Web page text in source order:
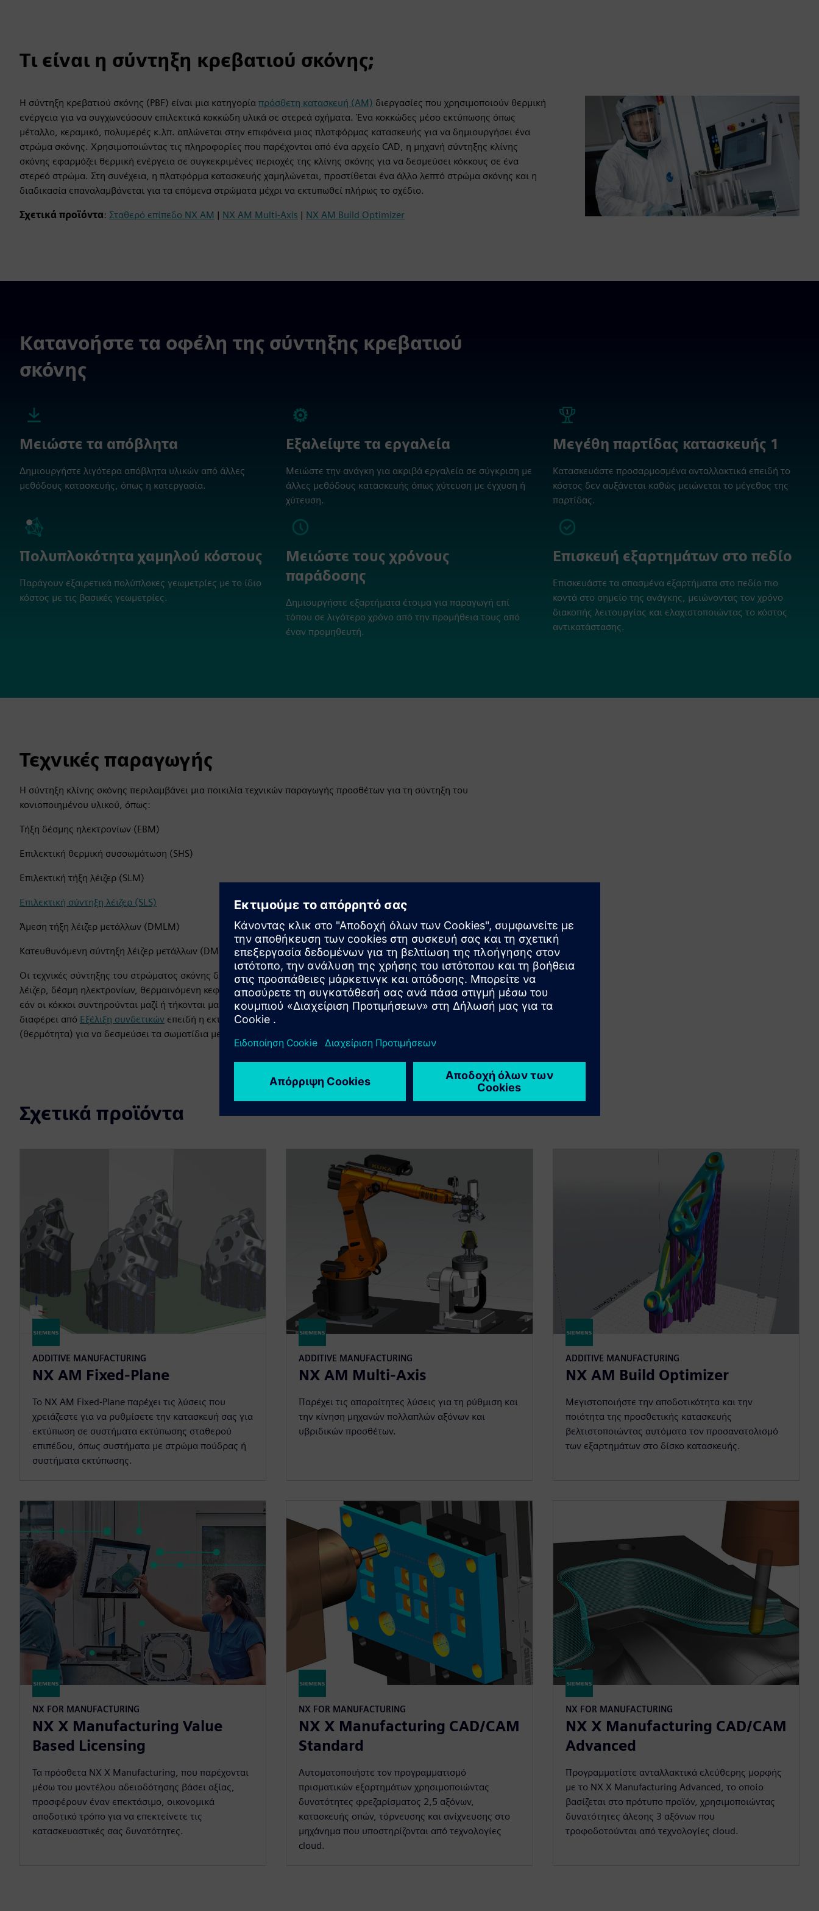
Τι είναι η σύντηξη κρεβατιού σκόνης;
Η σύντηξη κρεβατιού σκόνης (PBF) είναι μια κατηγορία πρόσθετη κατασκευή (AM) διεργασίες που χρησιμοποιούν θερμική
ενέργεια για να συγχωνεύσουν επιλεκτικά κοκκώδη υλικά σε στερεά σχήματα. Ένα κοκκώδες μέσο εκτύπωσης όπως
μέταλλο, κεραμικό, πολυμερές κ.λπ. απλώνεται στην επιφάνεια μιας πλατφόρμας κατασκευής για να δημιουργήσει ένα
στρώμα σκόνης. Χρησιμοποιώντας τις πληροφορίες που παρέχονται από ένα αρχείο CAD, η μηχανή σύντηξης κλίνης
σκόνης εφαρμόζει θερμική ενέργεια σε συγκεκριμένες περιοχές της κλίνης σκόνης για να δεσμεύσει κόκκους σε ένα
στερεό στρώμα. Στη συνέχεια, η πλατφόρμα κατασκευής χαμηλώνεται, προστίθεται ένα άλλο λεπτό στρώμα σκόνης και η
διαδικασία επαναλαμβάνεται για τα επόμενα στρώματα μέχρι να εκτυπωθεί πλήρως το σχέδιο.
Σχετικά προϊόντα: Σταθερό επίπεδο NX AM | NX AM Multi-Axis | NX AM Build Optimizer
Κατανοήστε τα οφέλη της σύντηξης κρεβατιού
σκόνης
Μειώστε τα απόβλητα
Δημιουργήστε λιγότερα απόβλητα υλικών από άλλες
μεθόδους κατασκευής, όπως η κατεργασία.
Εξαλείψτε τα εργαλεία
Μειώστε την ανάγκη για ακριβά εργαλεία σε σύγκριση με
άλλες μεθόδους κατασκευής όπως χύτευση με έγχυση ή
χύτευση.
Μεγέθη παρτίδας κατασκευής 1
Κατασκευάστε προσαρμοσμένα ανταλλακτικά επειδή το
κόστος δεν αυξάνεται καθώς μειώνεται το μέγεθος της
παρτίδας.
Πολυπλοκότητα χαμηλού κόστους
Παράγουν εξαιρετικά πολύπλοκες γεωμετρίες με το ίδιο
κόστος με τις βασικές γεωμετρίες.
Μειώστε τους χρόνους
παράδοσης
Δημιουργήστε εξαρτήματα έτοιμα για παραγωγή επί
τόπου σε λιγότερο χρόνο από την προμήθεια τους από
έναν προμηθευτή.
Επισκευή εξαρτημάτων στο πεδίο
Επισκευάστε τα σπασμένα εξαρτήματα στο πεδίο πιο
κοντά στο σημείο της ανάγκης, μειώνοντας τον χρόνο
διακοπής λειτουργίας και ελαχιστοποιώντας το κόστος
αντικατάστασης.
Τεχνικές παραγωγής
Η σύντηξη κλίνης σκόνης περιλαμβάνει μια ποικιλία τεχνικών παραγωγής προσθέτων για τη σύντηξη του
κονιοποιημένου υλικού, όπως:
Τήξη δέσμης ηλεκτρονίων (EBM)
Επιλεκτική θερμική συσσωμάτωση (SHS)
Επιλεκτική τήξη λέιζερ (SLM)
Επιλεκτική σύντηξη λέιζερ (SLS)
Άμεση τήξη λέιζερ μετάλλων (DMLM)
Κατευθυνόμενη σύντηξη λέιζερ μετάλλων (DMLS)
Οι τεχνικές σύντηξης του στρώματος σκόνης διαφοροποιούνται κυρίως από την πηγή θερμικής ενέργειας (π.χ. παλμός
λέιζερ, δέσμη ηλεκτρονίων, θερμαινόμενη κεφαλή εκτύπωσης) και το επίπεδο θερμότητας που εφαρμόζεται (δηλαδή
εάν οι κόκκοι συντηρούνται μαζί ή τήκονται μαζί). Επίσης, αξίζει να σημειωθεί ότι η σύντηξη κρεβατιού σκόνης
διαφέρει από Εξέλιξη συνδετικών επειδή η εκτόξευση συνδετικού υλικού δεν χρησιμοποιεί θερμική ενέργεια
(θερμότητα) για να δεσμεύσει τα σωματίδια μεταξύ τους.
Σχετικά προϊόντα
ADDITIVE MANUFACTURING
NX AM Fixed-Plane
Το NX AM Fixed-Plane παρέχει τις λύσεις που
χρειάζεστε για να ρυθμίσετε την κατασκευή σας για
εκτύπωση σε συστήματα εκτύπωσης σταθερού
επιπέδου, όπως συστήματα με στρώμα πούδρας ή
συστήματα εκτύπωσης.
ADDITIVE MANUFACTURING
NX AM Multi-Axis
Παρέχει τις απαραίτητες λύσεις για τη ρύθμιση και
την κίνηση μηχανών πολλαπλών αξόνων και
υβριδικών προσθέτων.
ADDITIVE MANUFACTURING
NX AM Build Optimizer
Μεγιστοποιήστε την αποδοτικότητα και την
ποιότητα της προσθετικής κατασκευής
βελτιστοποιώντας αυτόματα τον προσανατολισμό
των εξαρτημάτων στο δίσκο κατασκευής.
NX FOR MANUFACTURING
NX X Manufacturing Value
Based Licensing
Τα πρόσθετα NX X Manufacturing, που παρέχονται
μέσω του μοντέλου αδειοδότησης βάσει αξίας,
προσφέρουν έναν επεκτάσιμο, οικονομικά
αποδοτικό τρόπο για να επεκτείνετε τις
κατασκευαστικές σας δυνατότητες.
NX FOR MANUFACTURING
NX X Manufacturing CAD/CAM
Standard
Αυτοματοποιήστε τον προγραμματισμό
πρισματικών εξαρτημάτων χρησιμοποιώντας
δυνατότητες φρεζαρίσματος 2,5 αξόνων,
κατασκευής οπών, τόρνευσης και ανίχνευσης στο
μηχάνημα που υποστηρίζονται από τεχνολογίες
cloud.
NX FOR MANUFACTURING
NX X Manufacturing CAD/CAM
Advanced
Προγραμματίστε ανταλλακτικά ελεύθερης μορφής
με το NX X Manufacturing Advanced, το οποίο
βασίζεται στο πρότυπο προϊόν, χρησιμοποιώντας
δυνατότητες άλεσης 3 αξόνων που
τροφοδοτούνται από τεχνολογίες cloud.